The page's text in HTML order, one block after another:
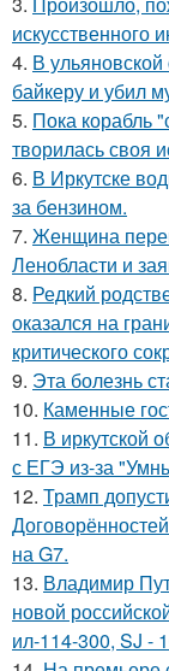
искусственного
4. В
байкеру и убил
5. Пока корабль
творилась своя
6. В Иркутске
за бензином.
7. Женщина
Ленобласти и
8. Редкий
оказался на
критического
9. Эта болезнь
10. Каменные
11. В иркутской
с ЕГЭ из-за
12. Трамп
на G7.
13. Владимир
новой
ил-114-300, SJ -